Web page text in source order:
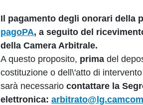
Il pagamento degli onorari della
pagoPA, a seguito del
della Camera Arbitrale.
A questo proposito, prima del
costituzione o dell\'atto di
sarà necessario contattare la
elettronica: